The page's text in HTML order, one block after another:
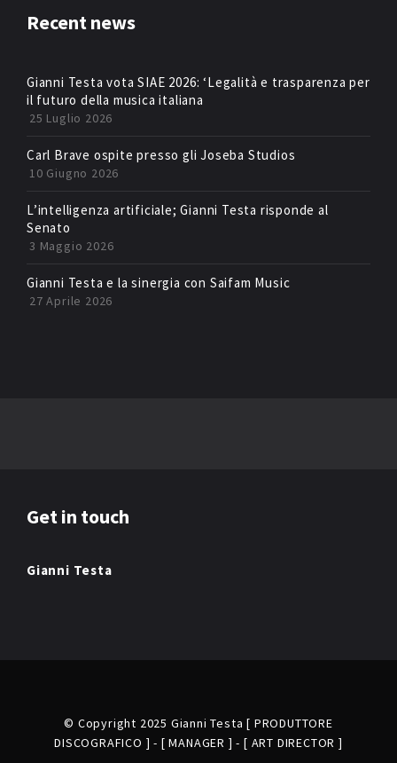
Recent news
Gianni Testa vota SIAE 2026: ‘Legalità e trasparenza per
il futuro della musica italiana
25 Luglio 2026
Carl Brave ospite presso gli Joseba Studios
10 Giugno 2026
L’intelligenza artificiale; Gianni Testa risponde al
Senato
3 Maggio 2026
Gianni Testa e la sinergia con Saifam Music
27 Aprile 2026
Get in touch
Gianni Testa
© Copyright 2025 Gianni Testa [ PRODUTTORE
DISCOGRAFICO ] - [ MANAGER ] - [ ART DIRECTOR ]